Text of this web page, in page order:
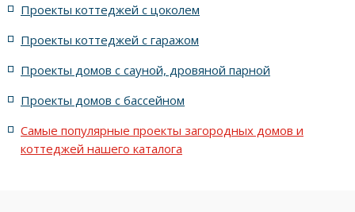
с террасой и 6 комнатами
Проекты коттеджей с цоколем
Проекты коттеджей с гаражом
Проекты домов с сауной, дровяной парной
Проекты домов с бассейном
Самые популярные проекты загородных домов и
коттеджей нашего каталога